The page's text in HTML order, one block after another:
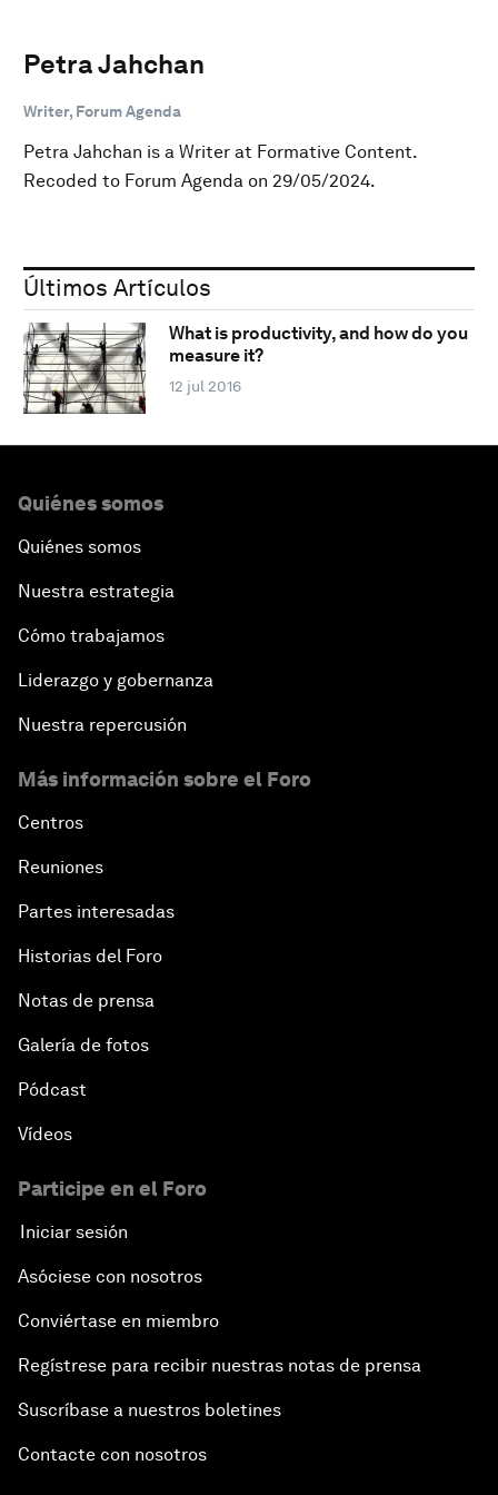
Petra Jahchan
Writer, Forum Agenda
Petra Jahchan is a Writer at Formative Content.
Recoded to Forum Agenda on 29/05/2024.
Últimos Artículos
What is productivity, and how do you
measure it?
12 jul 2016
Quiénes somos
Quiénes somos
Nuestra estrategia
Cómo trabajamos
Liderazgo y gobernanza
Nuestra repercusión
Más información sobre el Foro
Centros
Reuniones
Partes interesadas
Historias del Foro
Notas de prensa
Galería de fotos
Pódcast
Vídeos
Participe en el Foro
Iniciar sesión
Asóciese con nosotros
Conviértase en miembro
Regístrese para recibir nuestras notas de prensa
Suscríbase a nuestros boletines
Contacte con nosotros